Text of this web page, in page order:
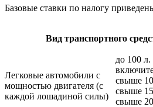
Базовые ставки по налогу
Вид транспортного
Легковые автомобили с
мощностью двигателя (с
каждой лошадиной силы)
до 100 л.
свыше
свыше
свыше